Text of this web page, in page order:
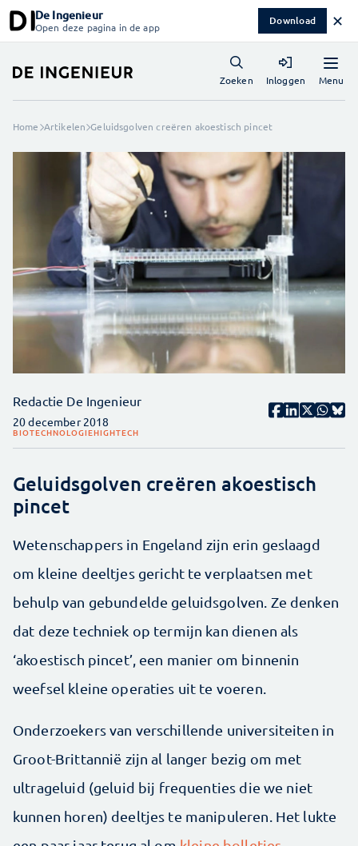
De Ingenieur
Open deze pagina in de app Download ✕
Menu
Zoeken Inloggen
Home Artikelen Geluidsgolven creëren akoestisch pincet
Redactie De Ingenieur
20 december 2018
BIOTECHNOLOGIEHIGHTECH
Geluidsgolven creëren akoestisch
pincet
Wetenschappers in Engeland zijn erin geslaagd
om kleine deeltjes gericht te verplaatsen met
behulp van gebundelde geluidsgolven. Ze denken
dat deze techniek op termijn kan dienen als
‘akoestisch pincet’, een manier om binnenin
weefsel kleine operaties uit te voeren.
Onderzoekers van verschillende universiteiten in
Groot-Brittannië zijn al langer bezig om met
ultrageluid (geluid bij frequenties die we niet
kunnen horen) deeltjes te manipuleren. Het lukte